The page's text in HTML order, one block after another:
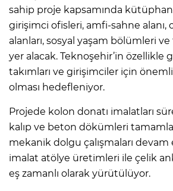
sahip proje kapsamında
girişimci ofisleri, amfi-sahne alanı,
alanları, sosyal yaşam bölümleri
yer alacak. Teknoşehir’in özellikle
takımları ve girişimciler için
olması hedefleniyor.
Projede kolon donatı imalatları
kalıp ve beton dökümleri
mekanik dolgu çalışmaları
imalat atölye üretimleri ile çelik
eş zamanlı olarak yürütülüyor.